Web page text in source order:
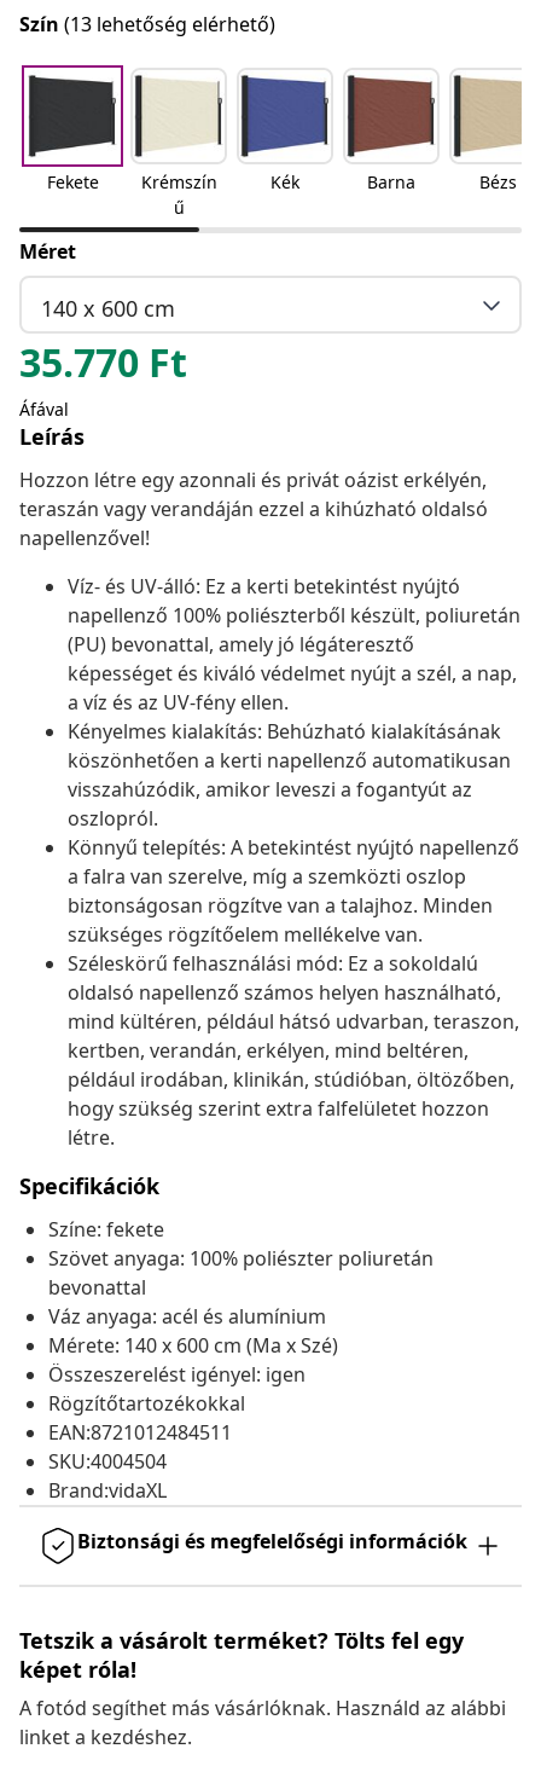
Szín (13 lehetőség elérhető)
Fekete
Krémszín
ű
Kék Barna Bézs
Méret
140 x 600 cm
35.770 Ft
Áfával
Leírás
Hozzon létre egy azonnali és privát oázist erkélyén,
teraszán vagy verandáján ezzel a kihúzható oldalsó
napellenzővel!
Víz- és UV-álló: Ez a kerti betekintést nyújtó
napellenző 100% poliészterből készült, poliuretán
(PU) bevonattal, amely jó légáteresztő
képességet és kiváló védelmet nyújt a szél, a nap,
a víz és az UV-fény ellen.
Kényelmes kialakítás: Behúzható kialakításának
köszönhetően a kerti napellenző automatikusan
visszahúzódik, amikor leveszi a fogantyút az
oszlopról.
Könnyű telepítés: A betekintést nyújtó napellenző
a falra van szerelve, míg a szemközti oszlop
biztonságosan rögzítve van a talajhoz. Minden
szükséges rögzítőelem mellékelve van.
Széleskörű felhasználási mód: Ez a sokoldalú
oldalsó napellenző számos helyen használható,
mind kültéren, például hátsó udvarban, teraszon,
kertben, verandán, erkélyen, mind beltéren,
például irodában, klinikán, stúdióban, öltözőben,
hogy szükség szerint extra falfelületet hozzon
létre.
Specifikációk
Színe: fekete
Szövet anyaga: 100% poliészter poliuretán
bevonattal
Váz anyaga: acél és alumínium
Mérete: 140 x 600 cm (Ma x Szé)
Összeszerelést igényel: igen
Rögzítőtartozékokkal
EAN:8721012484511
SKU:4004504
Brand:vidaXL
Biztonsági és megfelelőségi információk
Tetszik a vásárolt terméket? Tölts fel egy
képet róla!
A fotód segíthet más vásárlóknak. Használd az alábbi
linket a kezdéshez.